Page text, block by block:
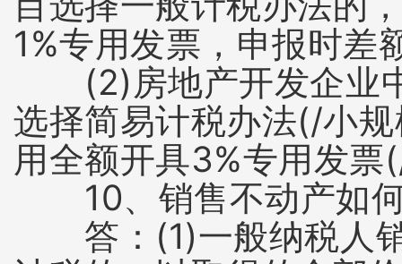
1%专用发票，申报时差
(2)房地产开发企业中
选择简易计税办法(/小
用全额开具3%专用发
10、销售不动产如何
答：(1)一般纳税人销